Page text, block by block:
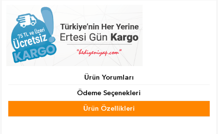
Ürün Özellikleri
Ürün Yorumları
Ödeme Seçenekleri
Tab Başlık 2